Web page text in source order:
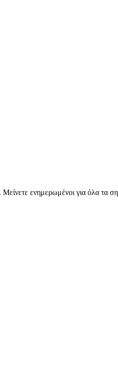
ενημερωμένοι για όλα τα